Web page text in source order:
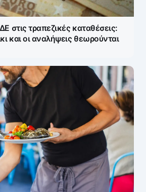
στις τραπεζικές καταθέσεις:
και οι αναλήψεις θεωρούνται